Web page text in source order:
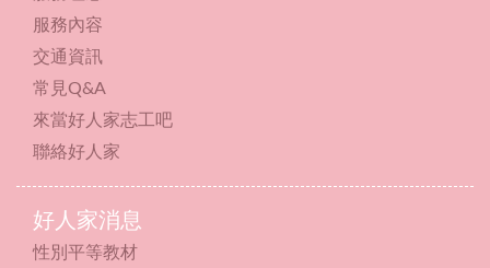
服務內容
交通資訊
常見Q&A
來當好人家志工吧
聯絡好人家
好人家消息
性別平等教材